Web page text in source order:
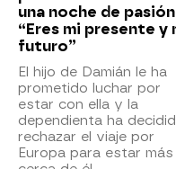
una noche de
“Eres mi presente y
futuro”
El hijo de Damián le ha
prometido luchar por
estar con ella y la
dependienta ha
rechazar el viaje por
Europa para estar más